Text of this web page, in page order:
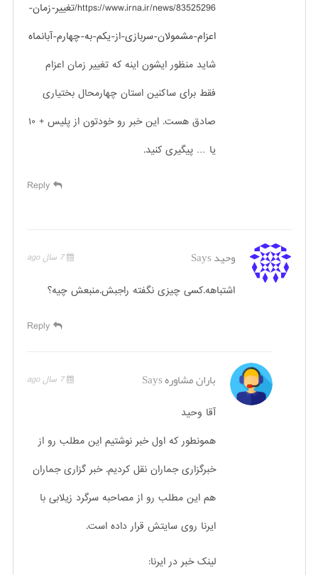
https://www.irna.ir/news/83525296/تغییر-زمان-
اعزام-مشمولان-سربازی-از-یکم-به-چهارم-آبانماه
شاید منظور ایشون اینه که تغییر زمان اعزام
فقط برای ساکنین استان چهارمحال بختیاری
صادق هست. این خبر رو خودتون از پلیس + ۱۰
یا … پیگیری کنید.
Reply
وحیدSays 7 سال ago
اشتباهه.کسی چیزی نگفته راجبش.منبعش چیه؟
Reply
باران مشاورهSays 7 سال ago
آقا وحید
همونطور که اول خبر نوشتیم این مطلب رو از
خبرگزاری جماران نقل کردیم. خبر گزاری جماران
هم این مطلب رو از مصاحبه سرگرد زیلابی با
ایرنا روی سایتش قرار داده است.
لینک خبر در ایرنا: